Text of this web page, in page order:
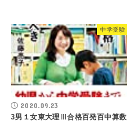
中学受験
2020.09.23
3男１女東大理Ⅲ合格百発百中算数